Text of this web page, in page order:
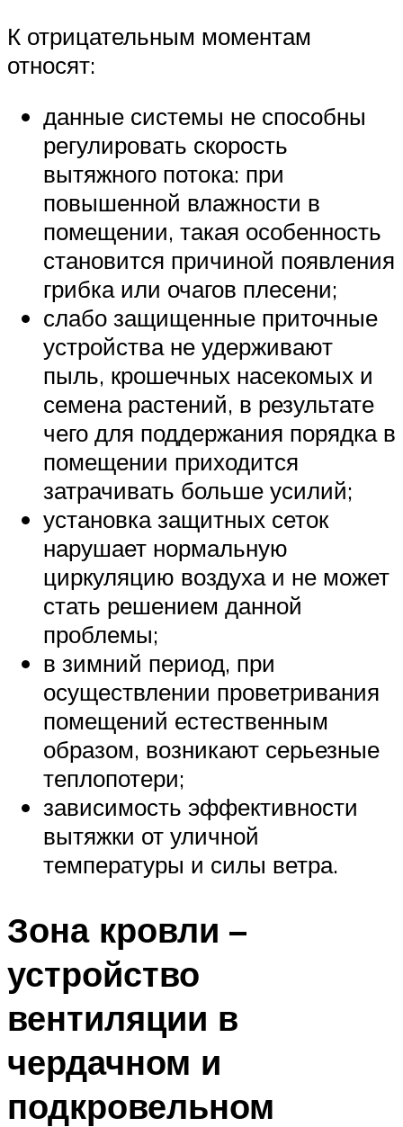
К отрицательным моментам
относят:
данные системы не способны
регулировать скорость
вытяжного потока: при
повышенной влажности в
помещении, такая особенность
становится причиной появления
грибка или очагов плесени;
слабо защищенные приточные
устройства не удерживают
пыль, крошечных насекомых и
семена растений, в результате
чего для поддержания порядка в
помещении приходится
затрачивать больше усилий;
установка защитных сеток
нарушает нормальную
циркуляцию воздуха и не может
стать решением данной
проблемы;
в зимний период, при
осуществлении проветривания
помещений естественным
образом, возникают серьезные
теплопотери;
зависимость эффективности
вытяжки от уличной
температуры и силы ветра.
Зона кровли –
устройство
вентиляции в
чердачном и
подкровельном